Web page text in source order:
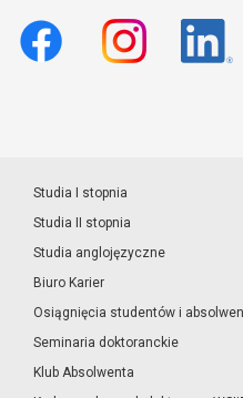
Studia I stopnia
Studia II stopnia
Studia anglojęzyczne
Biuro Karier
Osiągnięcia studentów i
Seminaria doktoranckie
Klub Absolwenta